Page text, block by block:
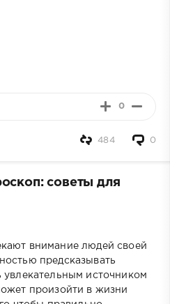
0
0
484
советы для
внимание людей своей
предсказывать
источником
произойти в жизни